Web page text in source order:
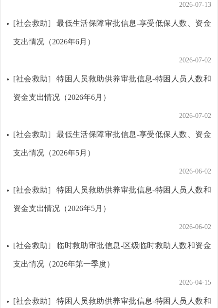
2026-07-13
[社会救助] 最低生活保障审批信息-享受低保人数、资金
支出情况（2026年6月）
2026-07-02
[社会救助] 特困人员救助供养审批信息-特困人员人数和
资金支出情况（2026年6月）
2026-07-02
[社会救助] 最低生活保障审批信息-享受低保人数、资金
支出情况（2026年5月）
2026-06-02
[社会救助] 特困人员救助供养审批信息-特困人员人数和
资金支出情况（2026年5月）
2026-06-02
[社会救助] 临时救助审批信息-区级临时救助人数和资金
支出情况（2026年第一季度）
2026-04-15
[社会救助] 特困人员救助供养审批信息-特困人员人数和